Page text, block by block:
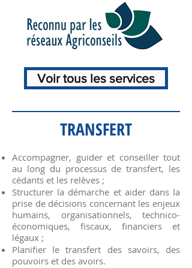
Voir tous les services
TRANSFERT
Accompagner, guider et conseiller tout
au long du processus de transfert, les
cédants et les relèves ;
Structurer la démarche et aider dans la
prise de décisions concernant les enjeux
humains, organisationnels, technico-
économiques, fiscaux, financiers et
légaux ;
Planifier le transfert des savoirs, des
pouvoirs et des avoirs.